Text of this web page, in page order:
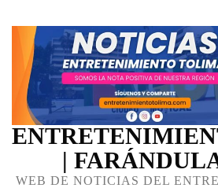
|
WEB DE NOTICIAS DEL